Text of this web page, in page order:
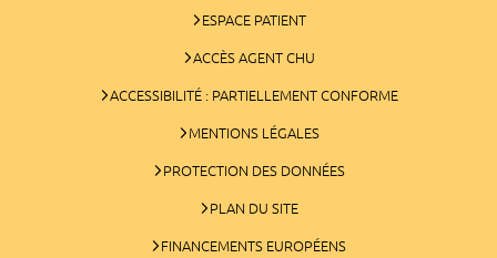
ESPACE PATIENT
ACCÈS AGENT CHU
ACCESSIBILITÉ : PARTIELLEMENT CONFORME
MENTIONS LÉGALES
PROTECTION DES DONNÉES
PLAN DU SITE
FINANCEMENTS EUROPÉENS